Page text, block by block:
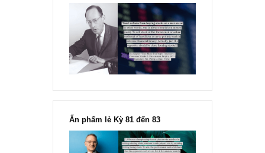
“Đừng sợ mua cổ phiếu dài hạn
chỉ vì chiến tranh”, ngài Philip
Fisher